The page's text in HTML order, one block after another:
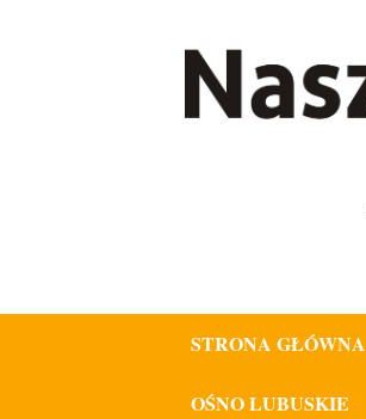
STRONA GŁÓWNA
OŚNO LUBUSKIE